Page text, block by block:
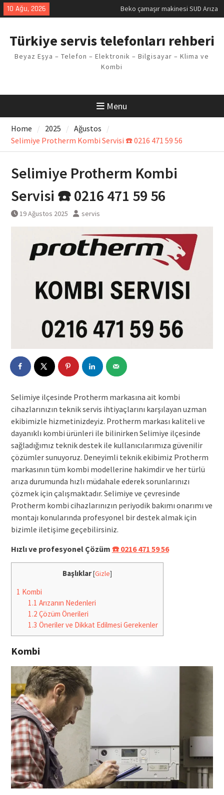
Skip
to
10 Ağu, 2026
Beko çamaşır makinesi SUD Arıza
Kodu
Kodu
Arızası Çözümü
E02 Arıza Kodu Regal kombi
Viessmann kombi F3 Hatası
Çözüm Yöntemleri
Türkiye servis telefonları rehberi
Beyaz Eşya – Telefon – Elektronik – Bilgisayar – Klima ve
Kombi
Menu
Home 2025
Ağustos
Selimiye Protherm Kombi Servisi ☎️ 0216 471 59 56
Selimiye Protherm Kombi
Servisi ☎️ 0216 471 59 56
19 Ağustos 2025 servis
Selimiye ilçesinde Protherm markasına ait kombi
cihazlarınızın teknik servis ihtiyaçlarını karşılayan uzman
ekibimizle hizmetinizdeyiz. Protherm markası kaliteli ve
dayanıklı kombi ürünleri ile bilinirken Selimiye ilçesinde
sağladığımız teknik destek ile kullanıcılarımıza güvenilir
çözümler sunuyoruz. Deneyimli teknik ekibimiz Protherm
markasının tüm kombi modellerine hakimdir ve her türlü
arıza durumunda hızlı müdahale ederek sorunlarınızı
çözmek için çalışmaktadır. Selimiye ve çevresinde
Protherm kombi cihazlarınızın periyodik bakımı onarımı ve
montajı konularında profesyonel bir destek almak için
bizimle iletişime geçebilirsiniz.
Hızlı ve profesyonel Çözüm ☎️ 0216 471 59 56
Başlıklar[Gizle]
1 Kombi
1.1 Arızanın Nedenleri
1.2 Çözüm Önerileri
1.3 Öneriler ve Dikkat Edilmesi Gerekenler
Kombi